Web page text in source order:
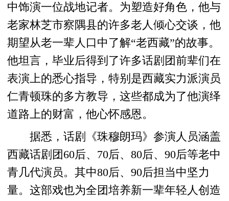
中饰演一位战地记者。为塑造好角色，他与
老家林芝市察隅县的许多老人倾心交谈，他
期望从老一辈人口中了解“老西藏”的故事。
他坦言，毕业后得到了许多话剧团前辈们在
表演上的悉心指导，特别是西藏实力派演员
仁青顿珠的多方教导，这些都成为了他演绎
道路上的财富，他心怀感恩。
据悉，话剧《珠穆朗玛》参演人员涵盖
西藏话剧团60后、70后、80后、90后等老中
青几代演员。其中80后、90后担当中坚力
量。这部戏也为全团培养新一辈年轻人创造